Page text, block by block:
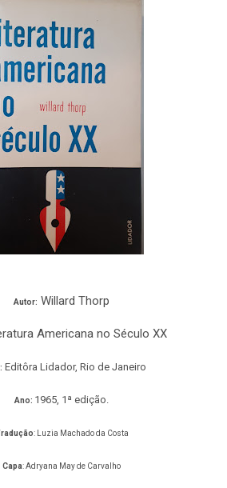
Autor: Willard Thorp
Americana no Século XX
Editôra Lidador, Rio de Janeiro
Ano: 1965, 1ª edição.
: Luzia Machado da Costa
Capa: Adryana May de Carvalho